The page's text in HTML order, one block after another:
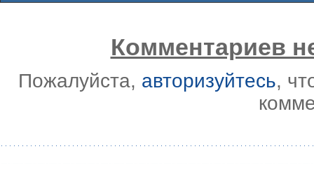
Комментариев
Пожалуйста, авторизуйтесь,